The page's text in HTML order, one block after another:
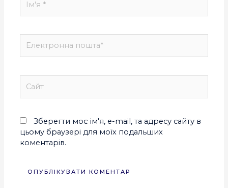
Зберегти моє ім'я, e-mail, та адресу сайту в
цьому браузері для моїх подальших
коментарів.